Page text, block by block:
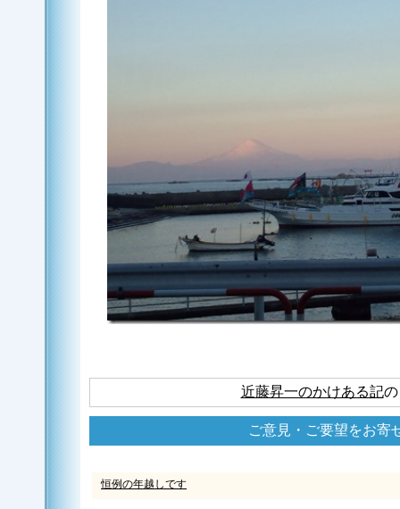
近藤昇一のかけある記
ご意見・ご要望をお寄
恒例の年越しです